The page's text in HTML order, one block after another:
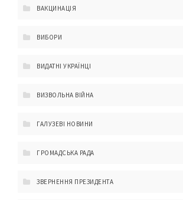
ВАКЦИНАЦІЯ
ВИБОРИ
ВИДАТНІ УКРАЇНЦІ
ВИЗВОЛЬНА ВІЙНА
ГАЛУЗЕВІ НОВИНИ
ГРОМАДСЬКА РАДА
ЗВЕРНЕННЯ ПРЕЗИДЕНТА